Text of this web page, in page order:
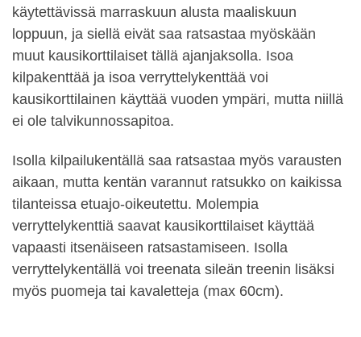
käytettävissä marraskuun alusta maaliskuun
loppuun, ja siellä eivät saa ratsastaa myöskään
muut kausikorttilaiset tällä ajanjaksolla. Isoa
kilpakenttää ja isoa verryttelykenttää voi
kausikorttilainen käyttää vuoden ympäri, mutta niillä
ei ole talvikunnossapitoa.
Isolla kilpailukentällä saa ratsastaa myös varausten
aikaan, mutta kentän varannut ratsukko on kaikissa
tilanteissa etuajo-oikeutettu. Molempia
verryttelykenttiä saavat kausikorttilaiset käyttää
vapaasti itsenäiseen ratsastamiseen. Isolla
verryttelykentällä voi treenata sileän treenin lisäksi
myös puomeja tai kavaletteja (max 60cm).